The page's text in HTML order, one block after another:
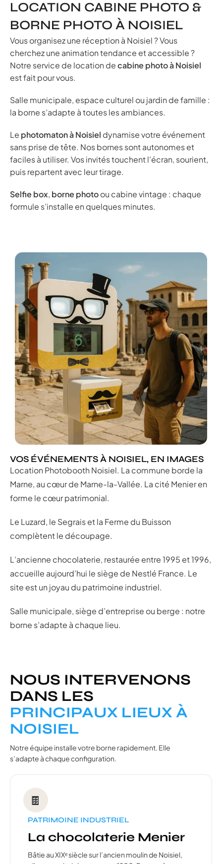
LOCATION CABINE PHOTO &
BORNE PHOTO À NOISIEL
Vous organisez une réception à Noisiel ? Vous
cherchez une animation tendance et accessible ?
Notre service de location decabine photo à Noisiel
est fait pour vous.
Salle municipale, espace culturel ou jardin de famille :
la borne s’adapte à toutes les ambiances.
Le photomaton à Noisiel dynamise votre événement
sans prise de tête. Nos bornes sont autonomes et
faciles à utiliser. Vos invités touchent l’écran, sourient,
puis repartent avec leur tirage.
Selfie box, borne photoou cabine vintage : chaque
formule s’installe en quelques minutes.
VOS ÉVÉNEMENTS À NOISIEL, EN IMAGES
Location Photobooth Noisiel. La commune borde la
Marne, au cœur de Marne-la-Vallée. La cité Menier en
forme le cœur patrimonial.
Le Luzard, le Segrais et la Ferme du Buisson
complètent le découpage.
L’ancienne chocolaterie, restaurée entre 1995 et 1996,
accueille aujourd’hui le siège de Nestlé France. Le
site est un joyau du patrimoine industriel.
Salle municipale, siège d’entreprise ou berge : notre
borne s’adapte à chaque lieu.
NOUS INTERVENONS
DANS LES
PRINCIPAUX LIEUX À
NOISIEL
Notre équipe installe votre borne rapidement. Elle
s’adapte à chaque configuration.
🍫
PATRIMOINE INDUSTRIEL
La chocolaterie Menier
Bâtie au XIXᵉ siècle sur l’ancien moulin de Noisiel,